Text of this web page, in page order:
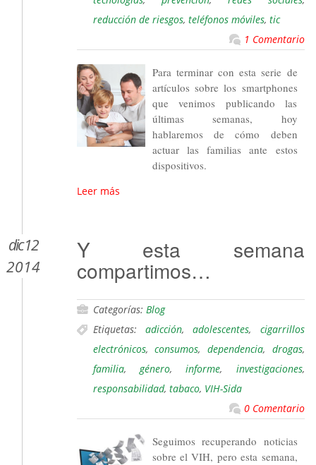
reducción de riesgos, teléfonos móviles, tic
1 Comentario
Para terminar con esta serie de
artículos sobre los smartphones
que venimos publicando las
últimas semanas, hoy
hablaremos de cómo deben
actuar las familias ante estos
dispositivos.
Leer más
dic 12
2014
Y esta semana
compartimos…
Categorías: Blog
Etiquetas:adicción,adolescentes, cigarrillos
electrónicos,consumos, dependencia, drogas,
familia,género,informe, investigaciones,
responsabilidad, tabaco, VIH-Sida
0 Comentario
Seguimos recuperando noticias
sobre el VIH, pero esta semana,